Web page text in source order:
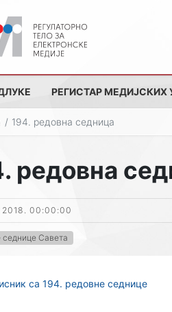
РЕГИСТАР МЕДИЈСКИХ
194. редовна седница
редовна
2018. 00:00:00
седнице Савета
са 194. редовне седнице